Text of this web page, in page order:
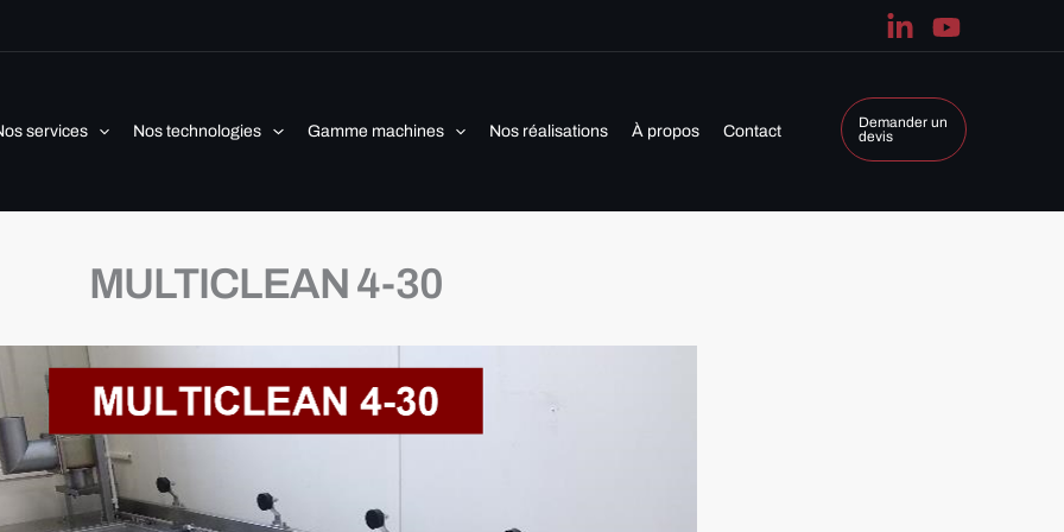
services Nos technologies Gamme machines Nos réalisations À propos Contact
Demander un
devis
MULTICLEAN 4-30